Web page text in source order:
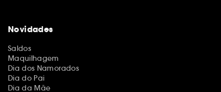
Novidades
Saldos
Maquilhagem
Dia dos Namorados
Dia do Pai
Dia da Mãe